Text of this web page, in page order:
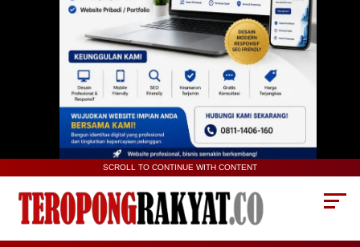
SCROLL TO CONTINUE WITH CONTENT